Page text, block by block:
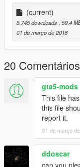
(current)
5.745 downloads, 59,4
01 de março de 2018
20 Comentários
gta5-mods
This file
this file
report it.
01 de março
ddoscar